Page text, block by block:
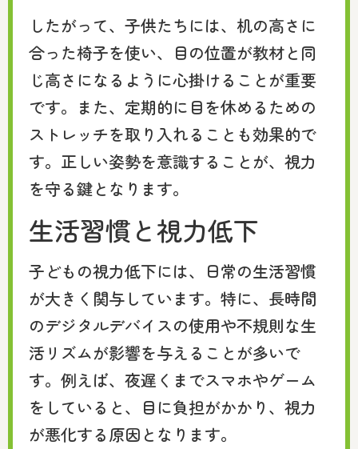
したがって、子供たちには、机の高さに
合った椅子を使い、目の位置が教材と同
じ高さになるように心掛けることが重要
です。また、定期的に目を休めるための
ストレッチを取り入れることも効果的で
す。正しい姿勢を意識することが、視力
を守る鍵となります。
生活習慣と視力低下
子どもの視力低下には、日常の生活習慣
が大きく関与しています。特に、長時間
のデジタルデバイスの使用や不規則な生
活リズムが影響を与えることが多いで
す。例えば、夜遅くまでスマホやゲーム
をしていると、目に負担がかかり、視力
が悪化する原因となります。